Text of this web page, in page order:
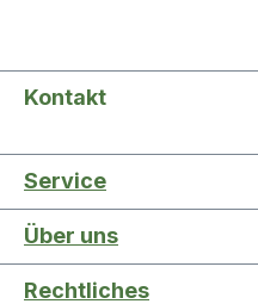
Kontakt
Service
Über uns
Rechtliches